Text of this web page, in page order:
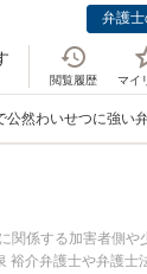
弁護
閲覧履歴 マイ
公然わいせつに強い
関係する加害者側や
裕介弁護士や弁護士